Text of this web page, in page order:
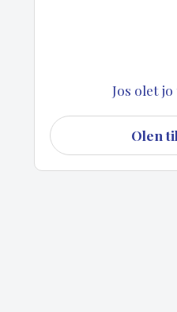
Jos olet
Olen